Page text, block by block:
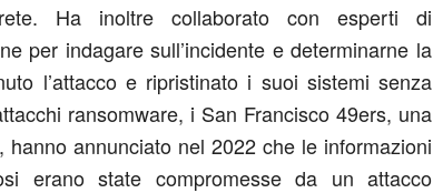
Ha inoltre collaborato con esperti di
per indagare sull’incidente e determinarne la
l’attacco e ripristinato i suoi sistemi senza
ransomware, i San Francisco 49ers, una
annunciato nel 2022 che le informazioni
erano state compromesse da un attacco